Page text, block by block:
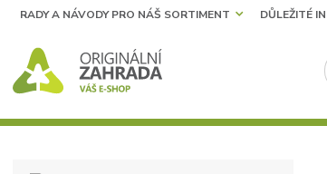
RADY A NÁVODY PRO NÁŠ SORTIMENT DŮLEŽITÉ